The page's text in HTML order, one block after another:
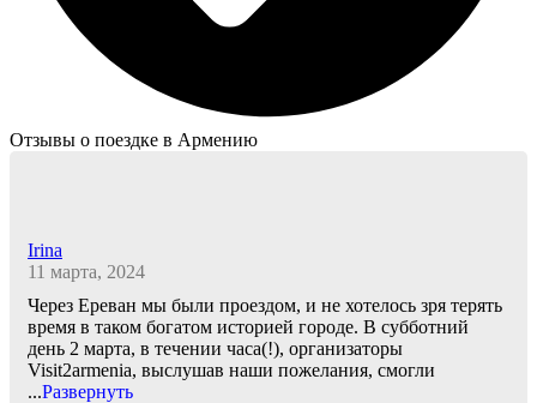
Отзывы о поездке в Армению
Irina
11 марта, 2024
Через Ереван мы были проездом, и не хотелось зря терять
время в таком богатом историей городе. В субботний
день 2 марта, в течении часа(!), организаторы
Visit2armenia, выслушав наши пожелания, смогли
...Развернуть